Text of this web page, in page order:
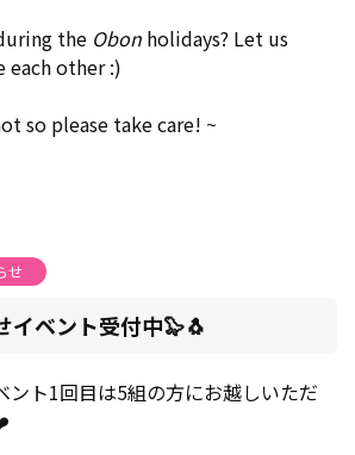
the Obon holidays? Let us
each other :)
so please take care! ~
せ
イベント受付中🦭🐧
ント1回目は5組の方にお越しいただ